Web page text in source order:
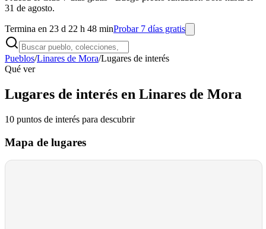
31 de agosto.
Termina en 23 d 22 h 48 minProbar 7 días gratis
Pueblos/Linares de Mora/Lugares de interés
Qué ver
Lugares de interés en Linares de Mora
10 puntos de interés para descubrir
Mapa de lugares